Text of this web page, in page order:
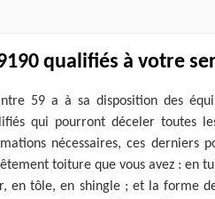
qualifiés à votre
59 a à sa disposition des
qui pourront déceler toutes
nécessaires, ces derniers
toiture que vous avez : en
en tôle, en shingle ; et la forme